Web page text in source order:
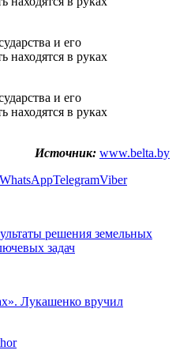
Источник: www.belta.by
WhatsAppTelegramViber
решения земельных
задач
Лукашенко вручил